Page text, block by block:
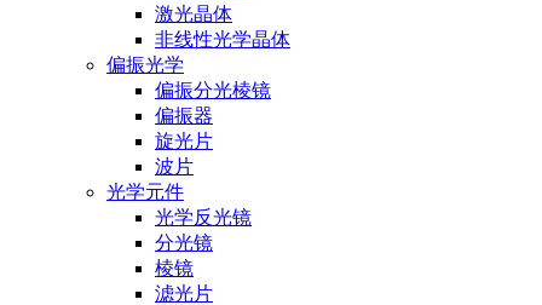
激光晶体
非线性光学晶体
偏振光学
偏振分光棱镜
偏振器
旋光片
波片
光学元件
光学反光镜
分光镜
棱镜
滤光片